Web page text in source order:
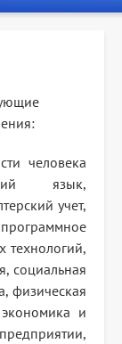
человека
язык,
учет,
технологий,
социальная
физическая
и